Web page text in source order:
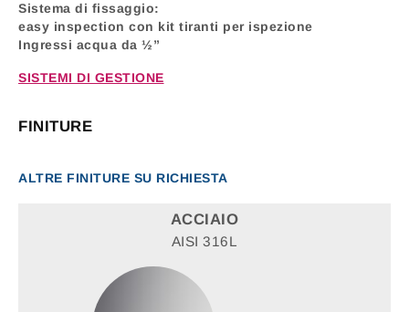
Sistema di fissaggio:
easy inspection con kit tiranti per ispezione
Ingressi acqua da ½”
SISTEMI DI GESTIONE
FINITURE
ALTRE FINITURE SU RICHIESTA
ACCIAIO
AISI 316L